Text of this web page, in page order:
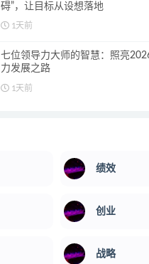
碍”，让目标从设想落地
1天前
七位领导力大师的智慧：照亮
力发展之路
1天前
绩效
创业
战略